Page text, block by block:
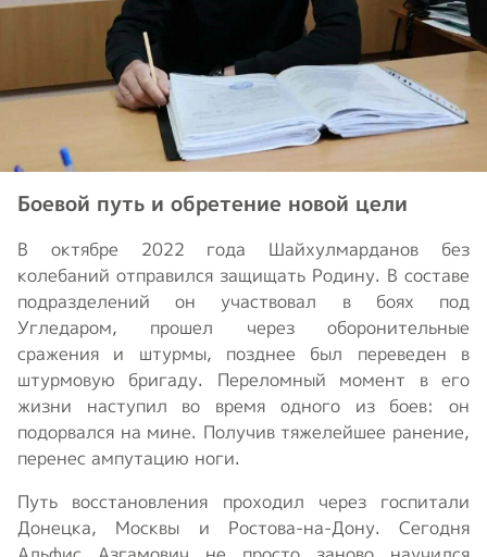
Боевой путь и обретение новой цели
В октябре 2022 года Шайхулмарданов без
колебаний отправился защищать Родину. В составе
подразделений он участвовал в боях под
Угледаром, прошел через оборонительные
сражения и штурмы, позднее был переведен в
штурмовую бригаду. Переломный момент в его
жизни наступил во время одного из боев: он
подорвался на мине. Получив тяжелейшее ранение,
перенес ампутацию ноги.
Путь восстановления проходил через госпитали
Донецка, Москвы и Ростова-на-Дону. Сегодня